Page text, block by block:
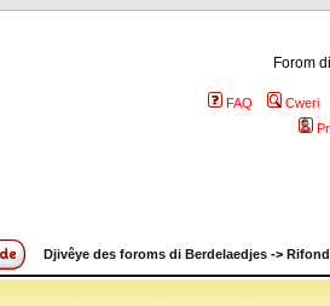
Forom
FAQ
Cweri
Djivêye des foroms di Berdelaedjes ->